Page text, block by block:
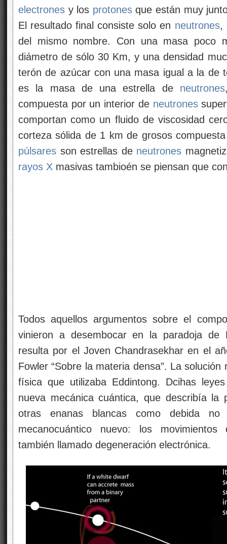
electrones y los protonesque están muy
El resultado final consiste solo en neutrones,
del mismo nombre. Con una masa poco
diámetro de sólo 30 Km, y una densidad
terón de azúcar con una masa igual a la de
es la masa de una estrella de neutrones
compuesta por un interior de neutrones
comportan como un fluido de viscosidad
corteza sólida de 1 km de grosos
púlsares son estrellas de neutrones
rayos X masivas tambioén se piensan que
Todos aquellos argumentos sobre el
vinieron a desembocar en la paradoja de
resulta por el Joven Chandrasekhar en el
Fowler “Sobre la materia densa”. La
física que utilizaba Eddintong. Dcihas
nueva mecánica cuántica, que describía
otras enanas blancas como debida
mecanocuántico nuevo: los
también llamado degeneración electrónica.